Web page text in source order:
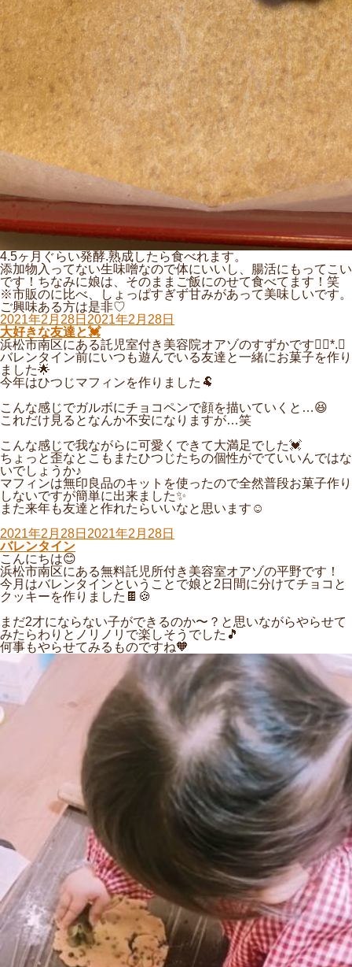
4.5ヶ月ぐらい発酵.熟成したら食べれます。
添加物入ってない生味噌なので体にいいし、腸活にもってこい
です！ちなみに娘は、そのままご飯にのせて食べてます！笑
※市販のに比べ、しょっぱすぎず甘みがあって美味しいです。
ご興味ある方は是非♡
投
稿
日:
2021年2月28日 2021年2月28日
大好きな友達と💓
浜松市南区にある託児室付き美容院オアゾのすずかです❁⃘*.ﾟ
バレンタイン前にいつも遊んでいる友達と一緒にお菓子を作り
ました🌟
今年はひつじマフィンを作りました🐏
こんな感じでガルボにチョコペンで顔を描いていくと…😆
これだけ見るとなんか不安になりますが…笑
こんな感じで我ながらに可愛くできて大満足でした💓
ちょっと歪なとこもまたひつじたちの個性がでていいんではな
いでしょうか♪
マフィンは無印良品のキットを使ったので全然普段お菓子作り
しないですが簡単に出来ました✨
また来年も友達と作れたらいいなと思います☺️
投
稿
日:
2021年2月28日 2021年2月28日
バレンタイン
こんにちは😊
浜松市南区にある無料託児所付き美容室オアゾの平野です！
今月はバレンタインということで娘と2日間に分けてチョコと
クッキーを作りました🍫🍪
まだ2才にならない子ができるのか〜？と思いながらやらせて
みたらわりとノリノリで楽しそうでした🎵
何事もやらせてみるものですね🧡